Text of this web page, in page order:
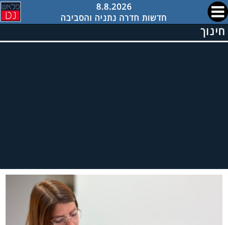
8.8.2026
חדשות חדרה נתניה והסביבה
חינוך